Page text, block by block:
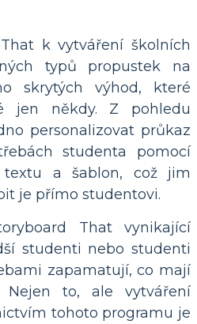
k vytváření školních
typů propustek na
skrytých výhod, které
jen někdy. Z pohledu
personalizovat průkaz
studenta pomocí
textu a šablon, což jim
je přímo studentovi.
That vynikající
studenti nebo studenti
zapamatují, co mají
to, ale vytváření
tohoto programu je